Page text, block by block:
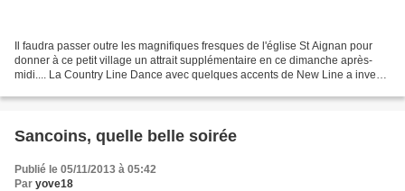
Il faudra passer outre les magnifiques fresques de l'église St Aignan pour
donner à ce petit village un attrait supplémentaire en ce dimanche après-
midi.... La Country Line Dance avec quelques accents de New Line a investi
Sancoins, quelle belle soirée
Publié le 05/11/2013 à 05:42
Par yove18